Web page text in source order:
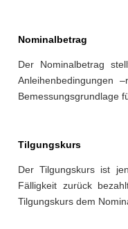
Nominalbetrag
Der Nominalbetrag
Anleihenbedingungen
Bemessungsgrundlage
Tilgungskurs
Der Tilgungskurs ist
Fälligkeit zurück
Tilgungskurs dem